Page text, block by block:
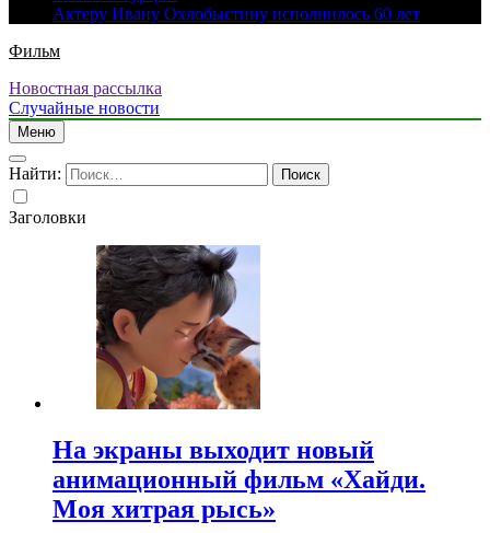
Актеру Ивану Охлобыстину исполнилось 60 лет
Фильм
Новостная рассылка
Случайные новости
Меню
Найти:
Заголовки
На экраны выходит новый
анимационный фильм «Хайди.
Моя хитрая рысь»